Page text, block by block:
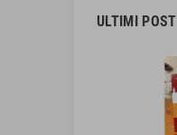
ULTIMI POST